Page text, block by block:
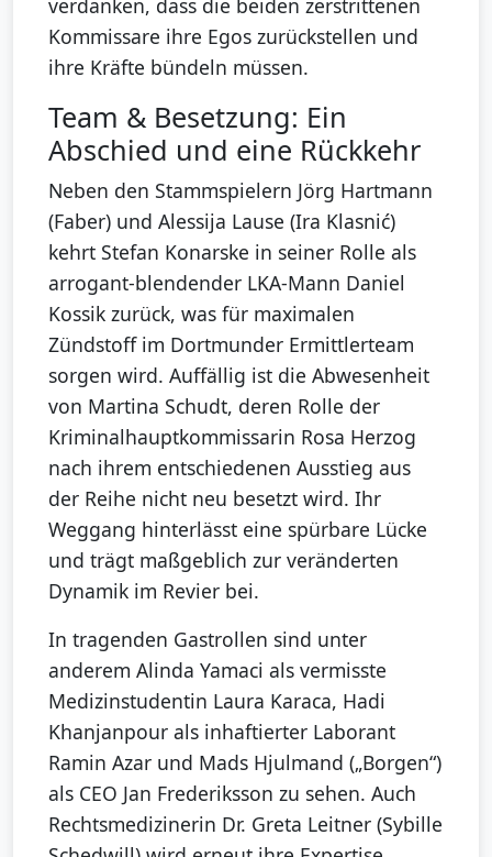
verdanken, dass die beiden zerstrittenen
Kommissare ihre Egos zurückstellen und
ihre Kräfte bündeln müssen.
Team & Besetzung: Ein
Abschied und eine Rückkehr
Neben den Stammspielern Jörg Hartmann
(Faber) und Alessija Lause (Ira Klasnić)
kehrt Stefan Konarske in seiner Rolle als
arrogant-blendender LKA-Mann Daniel
Kossik zurück, was für maximalen
Zündstoff im Dortmunder Ermittlerteam
sorgen wird. Auffällig ist die Abwesenheit
von Martina Schudt, deren Rolle der
Kriminalhauptkommissarin Rosa Herzog
nach ihrem entschiedenen Ausstieg aus
der Reihe nicht neu besetzt wird. Ihr
Weggang hinterlässt eine spürbare Lücke
und trägt maßgeblich zur veränderten
Dynamik im Revier bei.
In tragenden Gastrollen sind unter
anderem Alinda Yamaci als vermisste
Medizinstudentin Laura Karaca, Hadi
Khanjanpour als inhaftierter Laborant
Ramin Azar und Mads Hjulmand („Borgen“)
als CEO Jan Frederiksson zu sehen. Auch
Rechtsmedizinerin Dr. Greta Leitner (Sybille